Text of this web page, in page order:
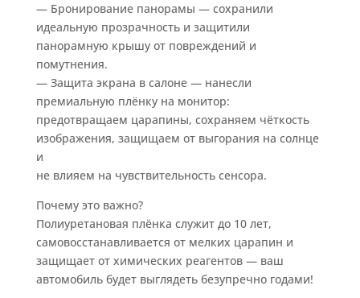
— Бронирование панорамы — сохранили
идеальную прозрачность и защитили
панорамную крышу от повреждений и
помутнения.
— Защита экрана в салоне — нанесли
премиальную плёнку на монитор:
предотвращаем царапины, сохраняем чёткость
изображения, защищаем от выгорания на солнце
и
не влияем на чувствительность сенсора.
Почему это важно?
Полиуретановая плёнка служит до 10 лет,
самовосстанавливается от мелких царапин и
защищает от химических реагентов — ваш
автомобиль будет выглядеть безупречно годами!